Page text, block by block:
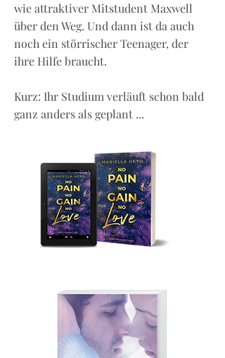
wie attraktiver Mitstudent Maxwell
über den Weg. Und dann ist da auch
noch ein störrischer Teenager, der
ihre Hilfe braucht.
Kurz: Ihr Studium verläuft schon bald
ganz anders als geplant ...